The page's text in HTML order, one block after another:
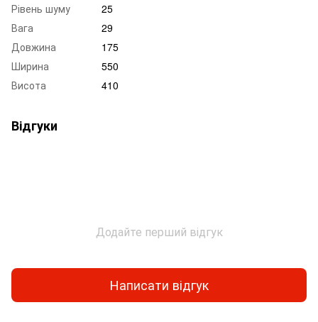
Рівень шуму
25
Вага
29
Довжина
175
Ширина
550
Висота
410
Відгуки
Додайте перший відгук
Написати відгук